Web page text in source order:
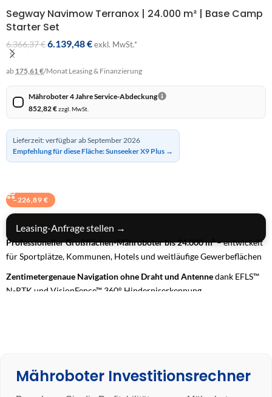
Segway Navimow Terranox | 24.000 m² | Base Camp
Starter Set
6.366,37€6.139,48€exkl. MwSt.*
ab 175,61 €/Monat Leasing & Finanzierung
Mähroboter 4 Jahre Service-Abdeckung
852,82€zzgl. MwSt.
Lieferzeit: verfügbar ab September 2026
Empfehlung für diese Fläche: Sunseeker X9 Plus →
−226,89 €
Leasing-Anfrage stellen →
Professioneller Großflächen-Mähroboter bis 24.000 m²– entwickelt
für Sportplätze, Kommunen, Hotels und weitläufige Gewerbeflächen
Zentimetergenaue Navigation ohne Draht und Antennedank EFLS™
N-RTK und VisionFence™ 360° Hinderniserkennung
Anwendungen
Mähroboter Investitionsrechner